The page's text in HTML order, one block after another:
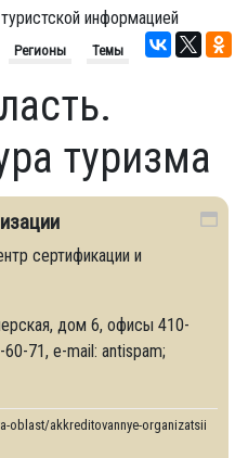
информацией
Регионы Темы
туризма
сертификации и
дом 6, офисы 410-
71, e-mail: antispam;
oblast/akkreditovannye-organizatsii